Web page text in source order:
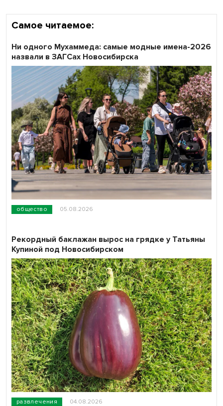
Самое читаемое:
общество 05.08.2026
Ни одного Мухаммеда: самые модные имена-2026
назвали в ЗАГСах Новосибирска
развлечения 04.08.2026
Рекордный баклажан вырос на грядке у Татьяны
Купиной под Новосибирском